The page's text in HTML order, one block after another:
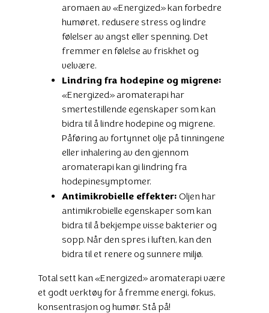
aromaen av «Energized» kan forbedre
humøret, redusere stress og lindre
følelser av angst eller spenning. Det
fremmer en følelse av friskhet og
velvære.
Lindring fra hodepine og migrene:
«Energized» aromaterapi har
smertestillende egenskaper som kan
bidra til å lindre hodepine og migrene.
Påføring av fortynnet olje på tinningene
eller inhalering av den gjennom
aromaterapi kan gi lindring fra
hodepinesymptomer.
Antimikrobielle effekter: Oljen har
antimikrobielle egenskaper som kan
bidra til å bekjempe visse bakterier og
sopp. Når den spres i luften, kan den
bidra til et renere og sunnere miljø.
Total sett kan «Energized» aromaterapi være
et godt verktøy for å fremme energi, fokus,
konsentrasjon og humør. Stå på!